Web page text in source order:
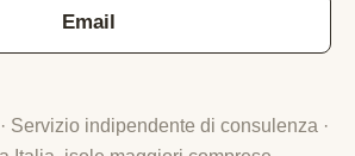
Email
Servizio indipendente di consulenza ·